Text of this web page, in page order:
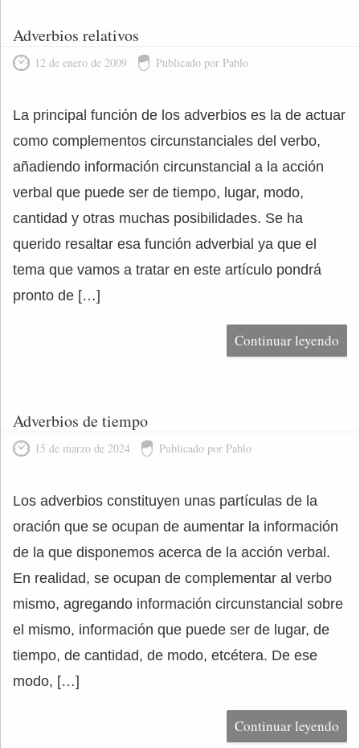
Adverbios relativos
12 de enero de 2009 Publicado por Pablo
La principal función de los adverbios es la de actuar
como complementos circunstanciales del verbo,
añadiendo información circunstancial a la acción
verbal que puede ser de tiempo, lugar, modo,
cantidad y otras muchas posibilidades. Se ha
querido resaltar esa función adverbial ya que el
tema que vamos a tratar en este artículo pondrá
pronto de […]
Continuar leyendo
Adverbios de tiempo
15 de marzo de 2024 Publicado por Pablo
Los adverbios constituyen unas partículas de la
oración que se ocupan de aumentar la información
de la que disponemos acerca de la acción verbal.
En realidad, se ocupan de complementar al verbo
mismo, agregando información circunstancial sobre
el mismo, información que puede ser de lugar, de
tiempo, de cantidad, de modo, etcétera. De ese
modo, […]
Continuar leyendo